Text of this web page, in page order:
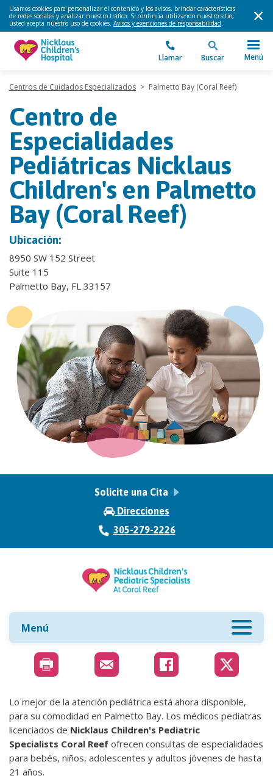
Usamos cookies para personalizar el contenido y los avisos, brindar características
de redes sociales y analizar nuestro tráfico. Si continúa utilizando nuestro sitio,
usted acepta nuestro uso de cookies. Avisos y exenciones de responsabilidad.
Llamar Buscar Menú
Centros de Cuidados Especializados > Palmetto Bay (Coral Reef)
Centro de
Especialidades
Pediátricas Nicklaus
Children's en Palmetto
Bay (Coral Reef)
Ubicación:
8950 SW 152 Street
Suite 115
Palmetto Bay, FL 33157
Solicite una Cita
Direcciones
305-279-2226
Menú
Lo mejor de la atención pediátrica está ahora disponible,
para su comodidad en Palmetto Bay. Los médicos pediatras
licenciados de Nicklaus Children's Pediatric
Specialists Coral Reef ofrecen consultas de especialidades
para bebés, niños, adolescentes y adultos jóvenes de hasta
21 años.